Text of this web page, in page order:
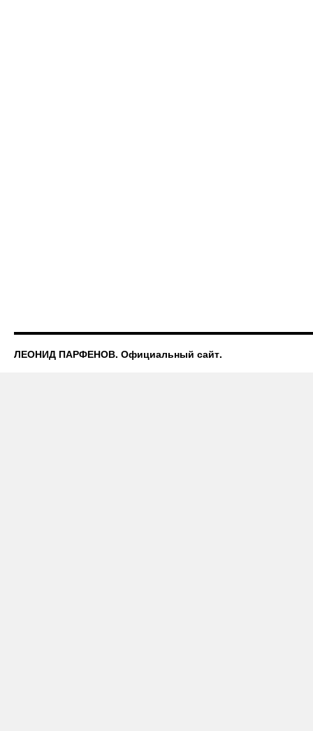
ЛЕОНИД ПАРФЕНОВ. Официальный сайт.